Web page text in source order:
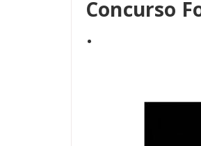
Concurso